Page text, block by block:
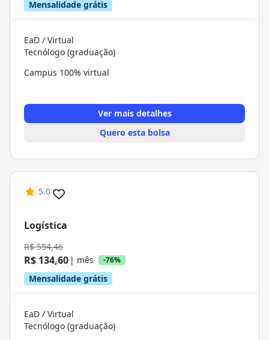
Mensalidade grátis
EaD / Virtual
Tecnólogo (graduação)
Campus 100% virtual
Ver mais detalhes
Quero esta bolsa
5.0
Logística
R$ 554,46
R$ 134,60 | mês -76%
Mensalidade grátis
EaD / Virtual
Tecnólogo (graduação)